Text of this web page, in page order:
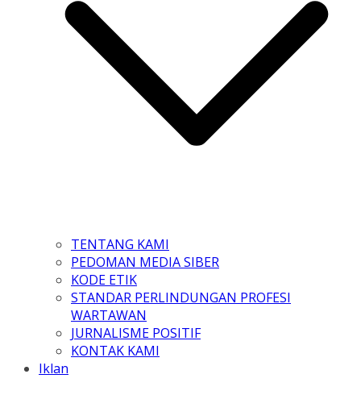
TENTANG KAMI
PEDOMAN MEDIA SIBER
KODE ETIK
STANDAR PERLINDUNGAN PROFESI
WARTAWAN
JURNALISME POSITIF
KONTAK KAMI
Iklan